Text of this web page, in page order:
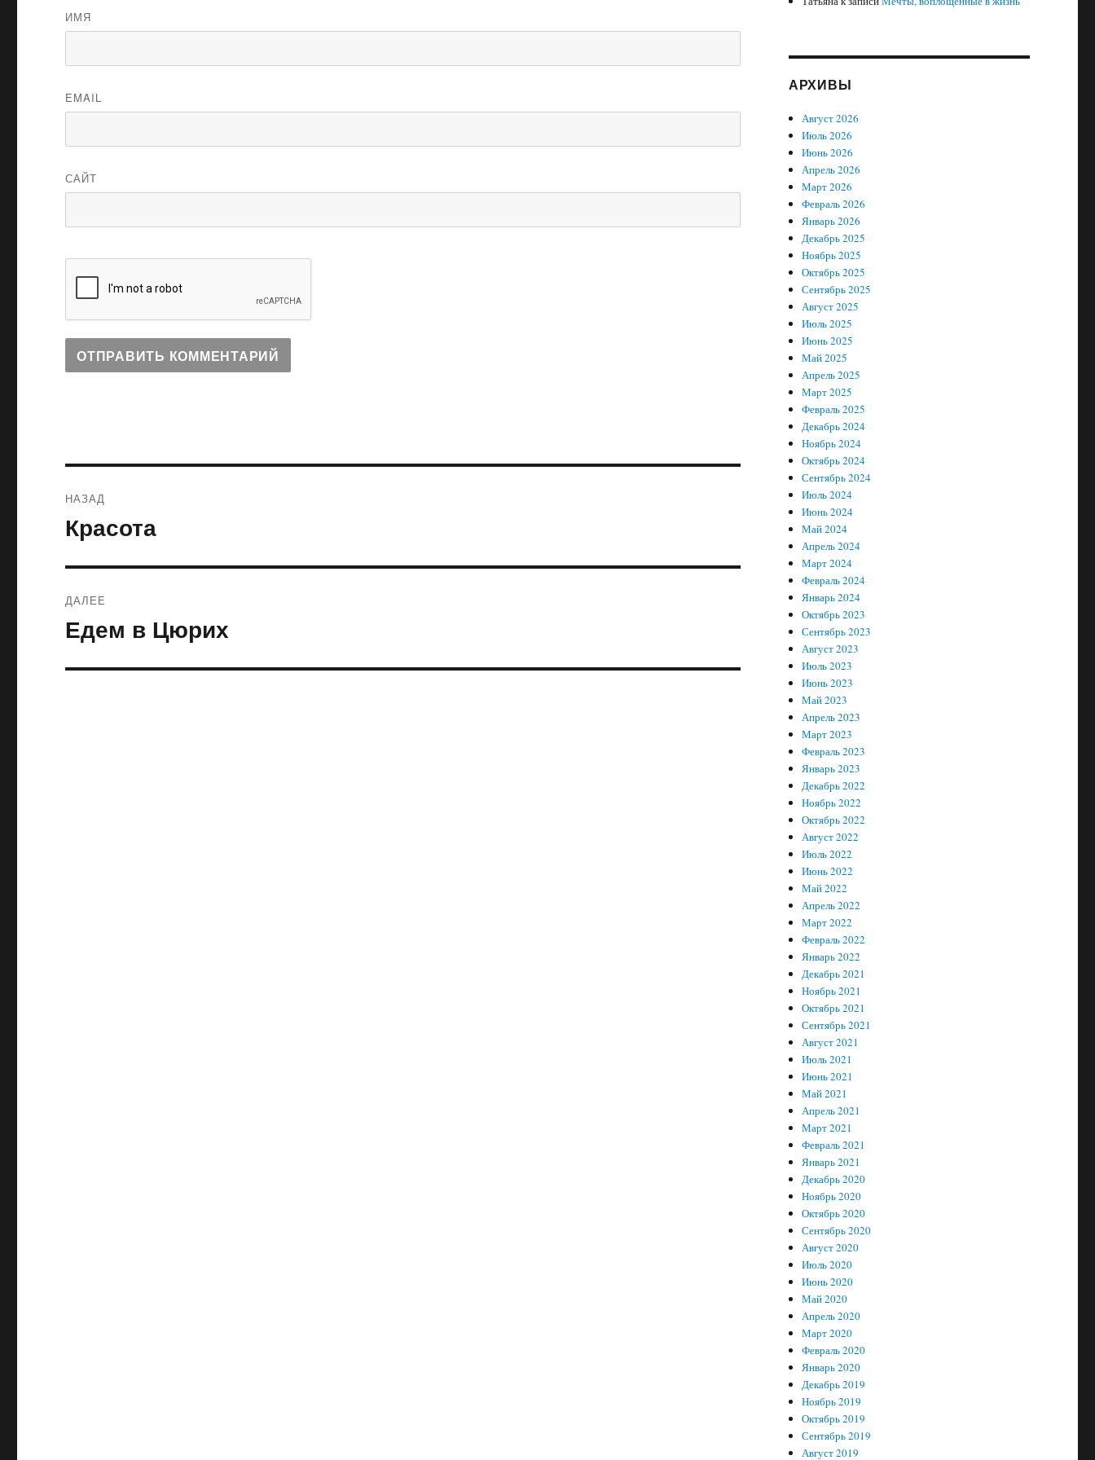
ИМЯ
EMAIL
САЙТ
по
НАЗАД
Предыдущая
запись:
Красота
ДАЛЕЕ
Следующая
запись:
Едем в Цюрих
АРХИВЫ
Август 2026
Июль 2026
Июнь 2026
Апрель 2026
Март 2026
Февраль 2026
Январь 2026
Декабрь 2025
Ноябрь 2025
Октябрь 2025
Сентябрь 2025
Август 2025
Июль 2025
Июнь 2025
Май 2025
Апрель 2025
Март 2025
Февраль 2025
Декабрь 2024
Ноябрь 2024
Октябрь 2024
Сентябрь 2024
Июль 2024
Июнь 2024
Май 2024
Апрель 2024
Март 2024
Февраль 2024
Январь 2024
Октябрь 2023
Сентябрь 2023
Август 2023
Июль 2023
Июнь 2023
Май 2023
Апрель 2023
Март 2023
Февраль 2023
Январь 2023
Декабрь 2022
Ноябрь 2022
Октябрь 2022
Август 2022
Июль 2022
Июнь 2022
Май 2022
Апрель 2022
Март 2022
Февраль 2022
Январь 2022
Декабрь 2021
Ноябрь 2021
Октябрь 2021
Сентябрь 2021
Август 2021
Июль 2021
Июнь 2021
Май 2021
Апрель 2021
Март 2021
Февраль 2021
Январь 2021
Декабрь 2020
Ноябрь 2020
Октябрь 2020
Сентябрь 2020
Август 2020
Июль 2020
Июнь 2020
Май 2020
Апрель 2020
Март 2020
Февраль 2020
Январь 2020
Декабрь 2019
Ноябрь 2019
Октябрь 2019
Сентябрь 2019
Август 2019